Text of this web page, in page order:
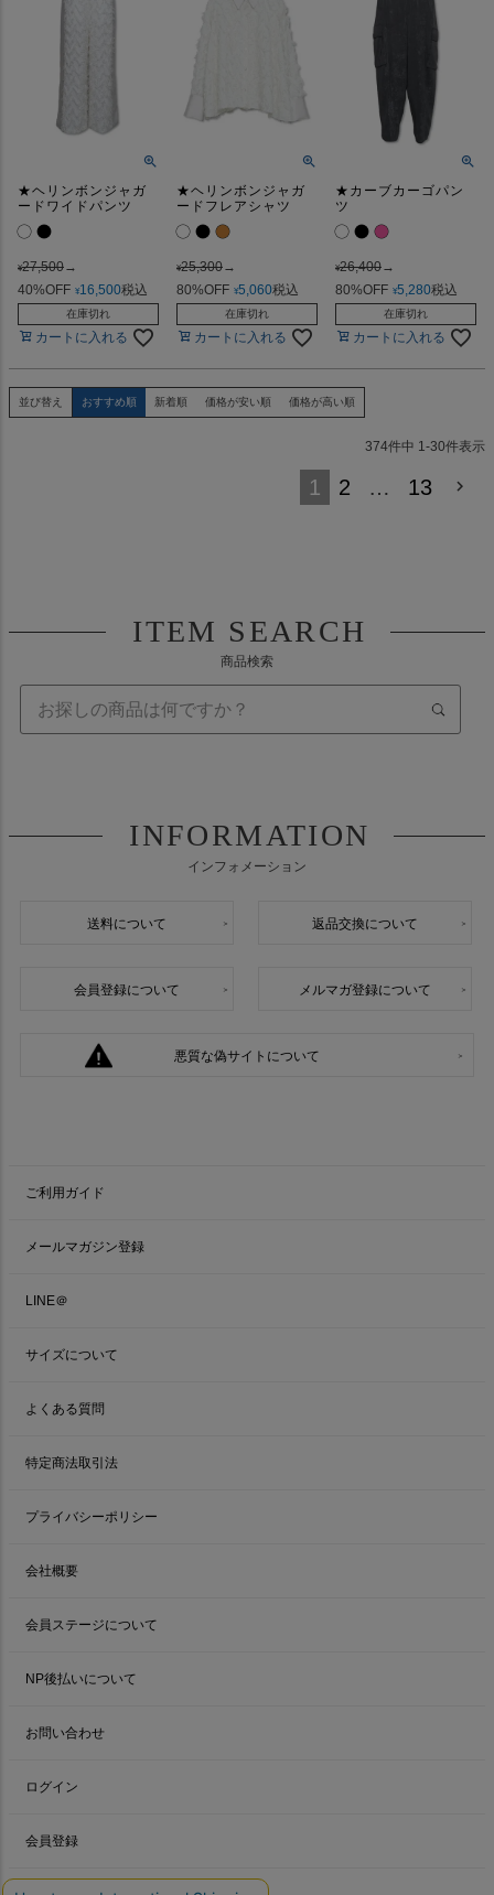
★ヘリンボンジャガ
ードワイドパンツ
¥27,500→
40%OFF ¥16,500税込
在庫切れ
カートに入れる
★ヘリンボンジャガ
ードフレアシャツ
¥25,300→
80%OFF ¥5,060税込
在庫切れ
カートに入れる
★カーブカーゴパン
ツ
¥26,400→
80%OFF ¥5,280税込
在庫切れ
カートに入れる
並び替え おすすめ順 新着順 価格が安い順 価格が高い順
374件中 1 -30件表示
1 2 … 13
ITEM SEARCH
商品検索
INFORMATION
インフォメーション
送料について 返品交換について
会員登録について メルマガ登録について
悪質な偽サイトについて
ご利用ガイド
メールマガジン登録
LINE＠
サイズについて
よくある質問
特定商法取引法
プライバシーポリシー
会社概要
会員ステージについて
NP後払いについて
お問い合わせ
ログイン
会員登録